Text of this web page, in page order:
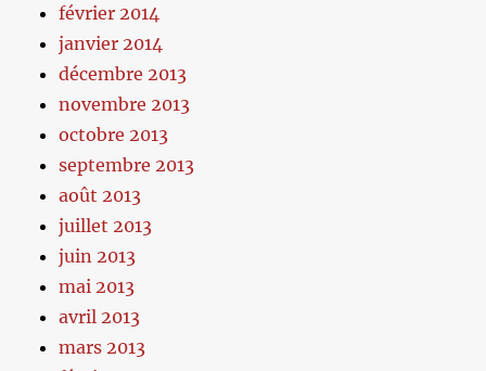
février 2014
janvier 2014
décembre 2013
novembre 2013
octobre 2013
septembre 2013
août 2013
juillet 2013
juin 2013
mai 2013
avril 2013
mars 2013